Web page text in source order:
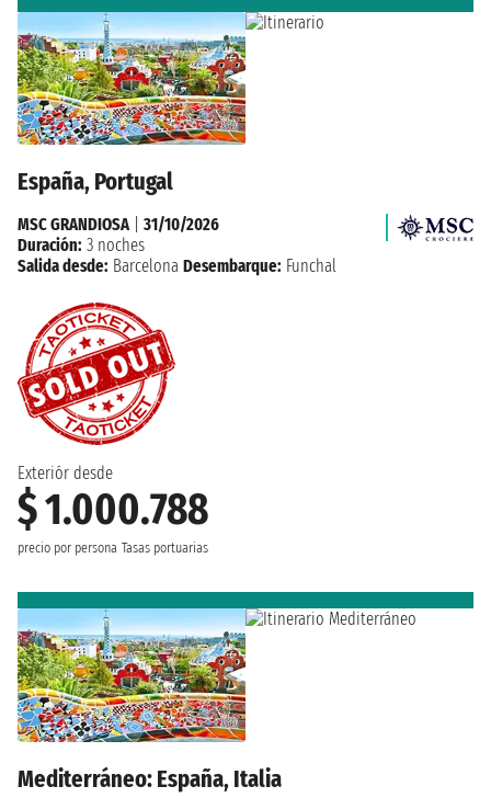
España, Portugal
Exteriór desde
$ 1.000.788
precio por persona Tasas portuarias
MSC GRANDIOSA| 31/10/2026
Duración: 3 noches
Salida desde: Barcelona Desembarque: Funchal
Mediterráneo: España, Italia